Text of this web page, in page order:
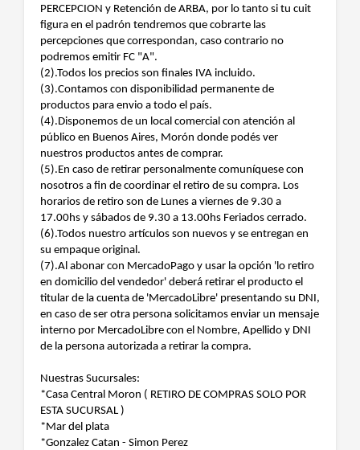
PERCEPCION y Retención de ARBA, por lo tanto si tu cuit
figura en el padrón tendremos que cobrarte las
percepciones que correspondan, caso contrario no
podremos emitir FC "A".
(2).Todos los precios son finales IVA incluido.
(3).Contamos con disponibilidad permanente de
productos para envio a todo el país.
(4).Disponemos de un local comercial con atención al
público en Buenos Aires, Morón donde podés ver
nuestros productos antes de comprar.
(5).En caso de retirar personalmente comuníquese con
nosotros a fin de coordinar el retiro de su compra. Los
horarios de retiro son de Lunes a viernes de 9.30 a
17.00hs y sábados de 9.30 a 13.00hs Feriados cerrado.
(6).Todos nuestro artículos son nuevos y se entregan en
su empaque original.
(7).Al abonar con MercadoPago y usar la opción 'lo retiro
en domicilio del vendedor' deberá retirar el producto el
titular de la cuenta de 'MercadoLibre' presentando su DNI,
en caso de ser otra persona solicitamos enviar un mensaje
interno por MercadoLibre con el Nombre, Apellido y DNI
de la persona autorizada a retirar la compra.
Nuestras Sucursales:
*Casa Central Moron ( RETIRO DE COMPRAS SOLO POR
ESTA SUCURSAL )
*Mar del plata
*Gonzalez Catan - Simon Perez